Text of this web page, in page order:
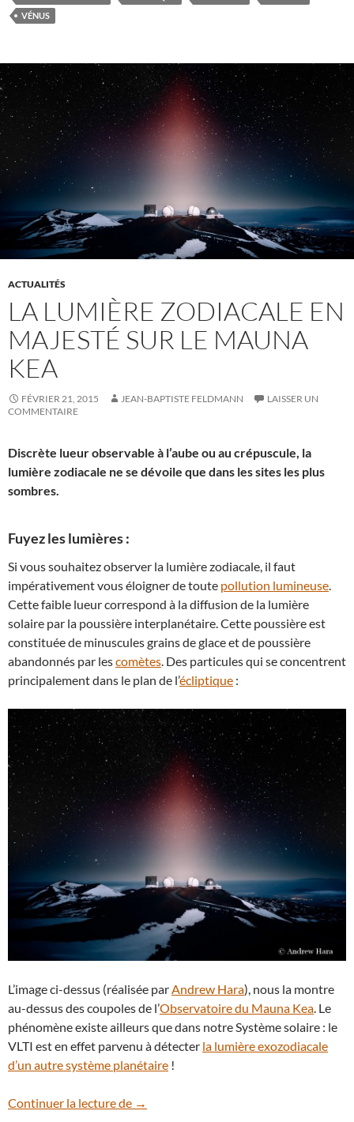
VÉNUS
ACTUALITÉS
LA LUMIÈRE ZODIACALE EN
MAJESTÉ SUR LE MAUNA
KEA
FÉVRIER 21, 2015 JEAN-BAPTISTE FELDMANN
LAISSER UN
COMMENTAIRE
Discrète lueur observable à l’aube ou au crépuscule, la
lumière zodiacale ne se dévoile que dans les sites les plus
sombres.
Fuyez les lumières :
Si vous souhaitez observer la lumière zodiacale, il faut
impérativement vous éloigner de toute pollution lumineuse
Cette faible lueur correspond à la diffusion de la lumière
solaire par la poussière interplanétaire. Cette poussière est
constituée de minuscules grains de glace et de poussière
abandonnés par lescomètes . Des particules qui se concentrent
principalement dans le plan de l’écliptique :
L’image ci-dessus (réalisée parAndrew Hara), nous la montre
au-dessus des coupoles de l’Observatoire du Mauna Kea. Le
phénomène existe ailleurs que dans notre Système solaire : le
VLTI est en effet parvenu à détecter la lumière exozodiacale
d’un autre système planétaire !
Continuer la lecture de La lumière zodiacale en majesté sur le
→